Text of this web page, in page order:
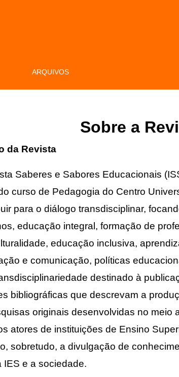
ARQUIVOS
Sobre a
da Revista
Saberes e Sabores Educacionais
curso de Pedagogia do Centro
para o diálogo transdisciplinar,
educação integral, formação de
educação inclusiva,
e comunicação, políticas
destinado à
bibliográficas que descrevam a
originais desenvolvidas no meio
atores de instituições de Ensino
sobretudo, a divulgação de
IES e a sociedade.